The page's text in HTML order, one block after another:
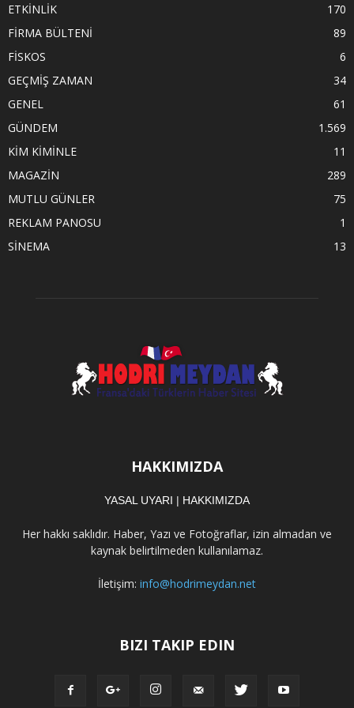
ETKİNLİK
170
FİRMA BÜLTENİ
89
FİSKOS
6
GEÇMİŞ ZAMAN
34
GENEL
61
GÜNDEM
1.569
KİM KİMİNLE
11
MAGAZİN
289
MUTLU GÜNLER
75
REKLAM PANOSU
1
SİNEMA
13
HAKKIMIZDA
YASAL UYARI | HAKKIMIZDA
Her hakkı saklıdır. Haber, Yazı ve Fotoğraflar, izin almadan ve
kaynak belirtilmeden kullanılamaz.
İletişim: info@hodrimeydan.net
BIZI TAKIP EDIN